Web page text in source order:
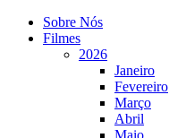
Sobre Nós
Filmes
2026
Janeiro
Fevereiro
Março
Abril
Maio